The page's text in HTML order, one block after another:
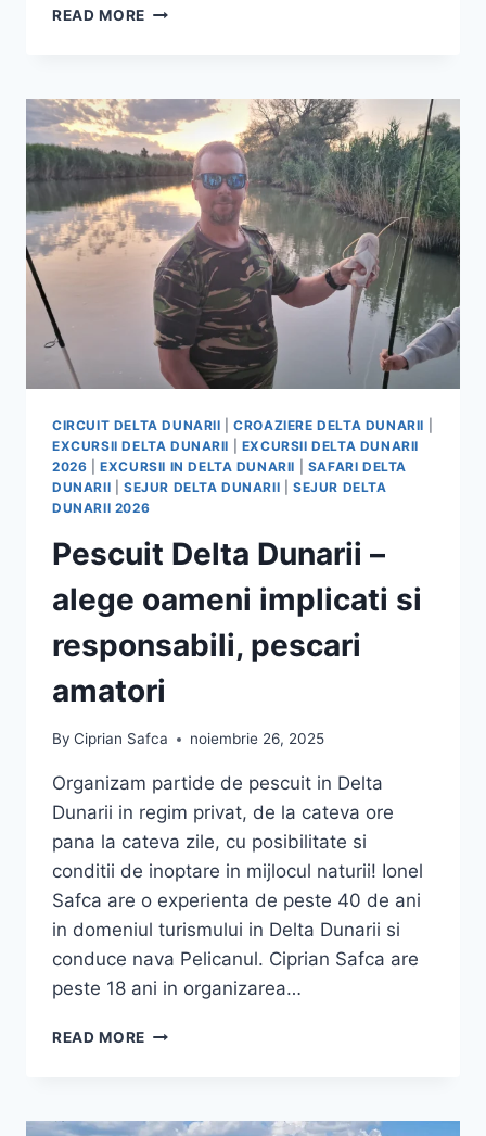
READ MORE PESCUIT
CU
NAVELE
PELICANUL
SI
DELTA
QUEEN
BY
SAFCA
DELTA
TOURS
CIRCUIT DELTA DUNARII |CROAZIERE DELTA DUNARII
EXCURSII DELTA DUNARII
EXCURSII DELTA DUNARII
2026 |EXCURSII IN DELTA DUNARII
SAFARI DELTA
DUNARII
SEJUR DELTA DUNARII |SEJUR DELTA
DUNARII 2026
Pescuit Delta Dunarii –
alege oameni implicati si
responsabili, pescari
amatori
By Ciprian Safca noiembrie 26, 2025
Organizam partide de pescuit in Delta
Dunarii in regim privat, de la cateva ore
pana la cateva zile, cu posibilitate si
conditii de inoptare in mijlocul naturii! Ionel
Safca are o experienta de peste 40 de ani
in domeniul turismului in Delta Dunarii si
conduce nava Pelicanul. Ciprian Safca are
peste 18 ani in organizarea…
READ MORE PESCUIT
ALEGE